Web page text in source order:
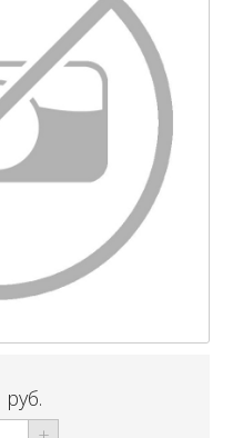
руб.